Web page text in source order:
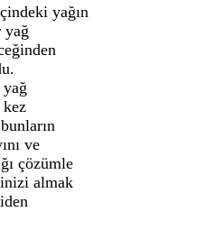
yağın
yağ
ve
çözümle
almak